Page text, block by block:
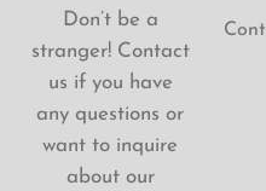
Don’t be a
stranger! Contact
us if you have
any questions or
want to inquire
about our